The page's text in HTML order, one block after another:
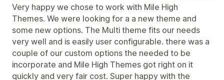
Very happy we chose to work with Mile High
Themes. We were looking for a a new theme and
some new options. The Multi theme fits our needs
very well and is easily user configurable. there was a
couple of our custom options the needed to be
incorporate and Mile High Themes got right on it
quickly and very fair cost. Super happy with the